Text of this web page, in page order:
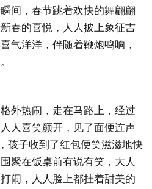
间，春节跳着欢快的舞翩翩
春的喜悦，人人披上象征吉
气洋洋，伴随着鞭炮鸣响，
外热闹，走在马路上，经过
人喜笑颜开，见了面便连声
孩子收到了红包便笑滋滋地快
聚在饭桌前有说有笑，大人
闹，人人脸上都挂着甜美的